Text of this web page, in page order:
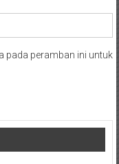
pada peramban ini untuk